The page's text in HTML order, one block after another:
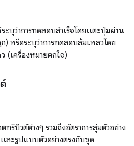
บุว่าการทดสอบสำเร็จโดยแตะปุ่มผ่าน
) หรือระบุว่าการทดสอบล้มเหลวโดย
(เครื่องหมายตกใจ)
ริบิวต์ต่างๆ รวมถึงอัตราการสุ่มตัวอย่าง
ละรูปแบบตัวอย่างตรงกับชุด